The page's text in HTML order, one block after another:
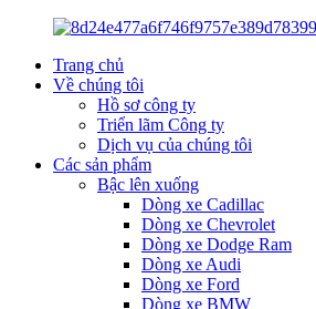
Trang chủ
Về chúng tôi
Hồ sơ công ty
Triển lãm Công ty
Dịch vụ của chúng tôi
Các sản phẩm
Bậc lên xuống
Dòng xe Cadillac
Dòng xe Chevrolet
Dòng xe Dodge Ram
Dòng xe Audi
Dòng xe Ford
Dòng xe BMW